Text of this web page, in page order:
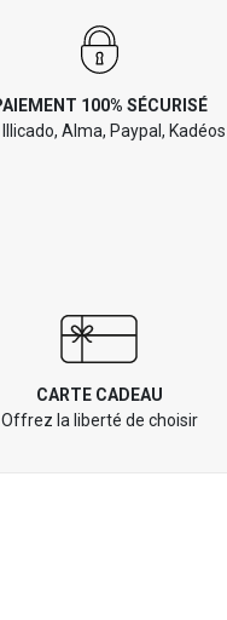
100% SÉCURISÉ
Illicado, Alma, Paypal, Kadéos
CARTE CADEAU
Offrez la liberté de choisir